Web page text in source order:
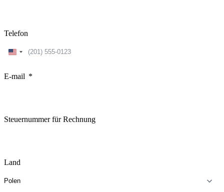
Telefon
United
E-mail
Steuernummer für Rechnung
Land